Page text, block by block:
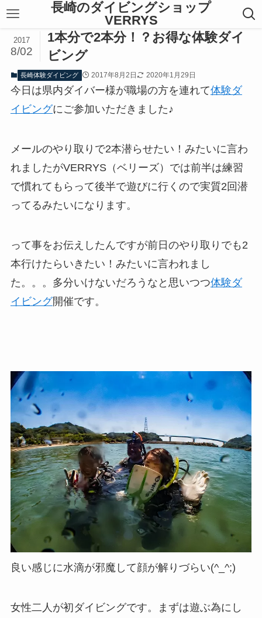
長崎のダイビングショップ
VERRYS
1本分で2本分！？お得な体験ダイ
ビング
2017
8/02
長崎体験ダイビング 2017年8月2日 2020年1月29日
今日は県内ダイバー様が職場の方を連れて体験ダ
イビングにご参加いただきました♪
メールのやり取りで2本潜らせたい！みたいに言わ
れましたがVERRYS（ベリーズ）では前半は練習
で慣れてもらって後半で遊びに行くので実質2回潜
ってるみたいになります。
って事をお伝えしたんですが前日のやり取りでも2
本行けたらいきたい！みたいに言われまし
た。。。多分いけないだろうなと思いつつ体験ダ
イビング開催です。
良い感じに水滴が邪魔して顔が解りづらい(^_^;)
女性二人が初ダイビングです。まずは遊ぶ為にし